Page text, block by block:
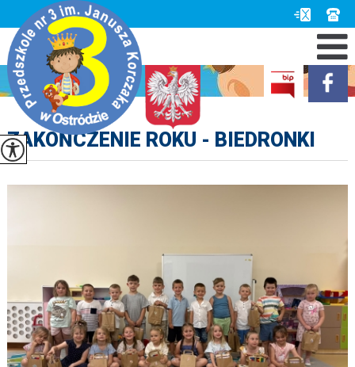
ZAKOŃCZENIE ROKU - BIEDRONKI